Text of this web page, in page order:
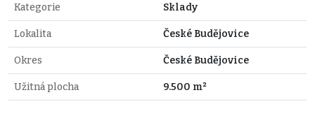
Kategorie Sklady
Lokalita České Budějovice
Okres České Budějovice
Užitná plocha 9.500 m²